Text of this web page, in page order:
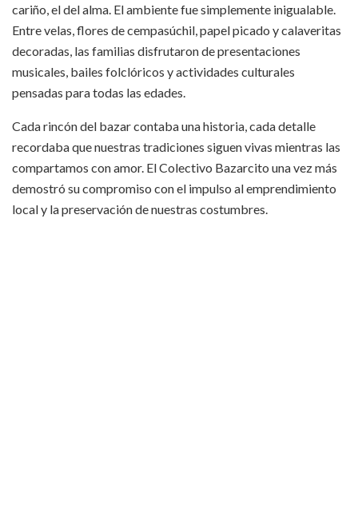
cariño, el del alma. El ambiente fue simplemente inigualable.
Entre velas, flores de cempasúchil, papel picado y calaveritas
decoradas, las familias disfrutaron de presentaciones
musicales, bailes folclóricos y actividades culturales
pensadas para todas las edades.
Cada rincón del bazar contaba una historia, cada detalle
recordaba que nuestras tradiciones siguen vivas mientras las
compartamos con amor. El Colectivo Bazarcito una vez más
demostró su compromiso con el impulso al emprendimiento
local y la preservación de nuestras costumbres.